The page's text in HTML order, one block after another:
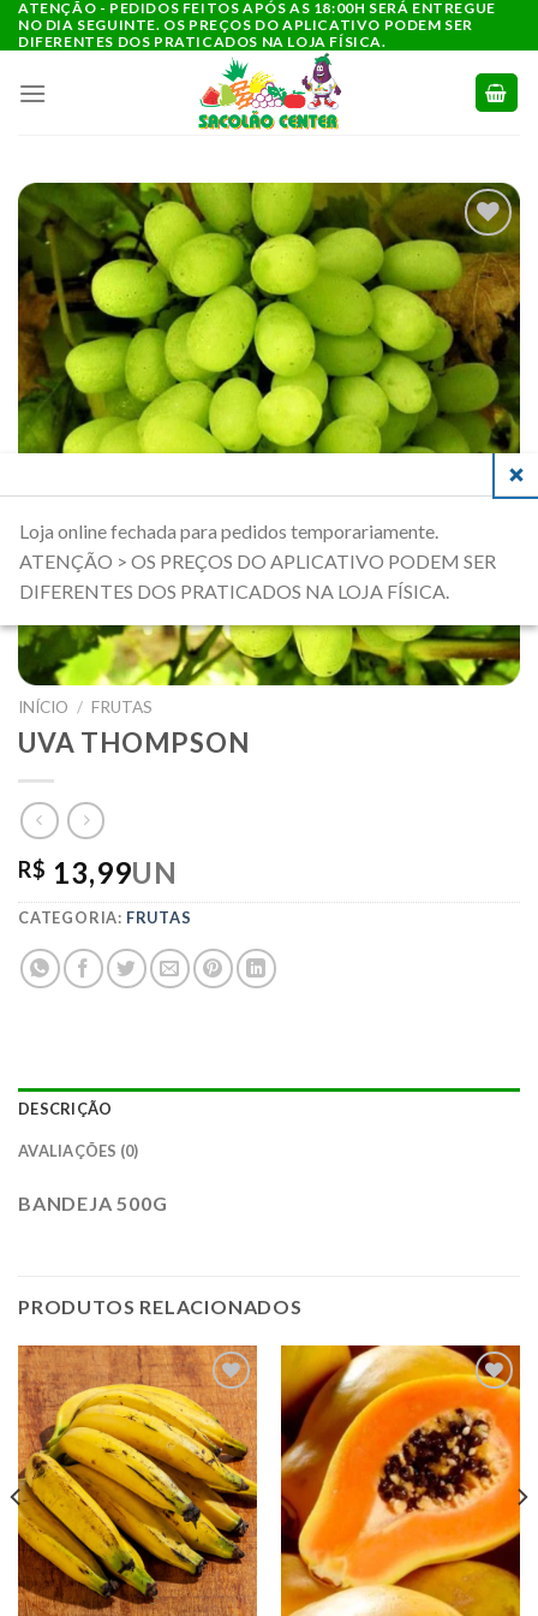
para
conteúdo
ATENÇÃO - PEDIDOS FEITOS APÓS AS 18:00H SERÁ ENTREGUE
NO DIA SEGUINTE. OS PREÇOS DO APLICATIVO PODEM SER
DIFERENTES DOS PRATICADOS NA LOJA FÍSICA.
ADICIONAR
A LISTA DE
COMPRAS
INÍCIO / FRUTAS
UVA THOMPSON
R$ 13,99UN
CATEGORIA: FRUTAS
DESCRIÇÃO
AVALIAÇÕES (0)
BANDEJA 500G
PRODUTOS RELACIONADOS
ADICIONAR
A LISTA DE
COMPRAS
ADICIONAR
A LISTA DE
COMPRAS
Loja online fechada para pedidos temporariamente.
ATENÇÃO > OS PREÇOS DO APLICATIVO PODEM SER
DIFERENTES DOS PRATICADOS NA LOJA FÍSICA.